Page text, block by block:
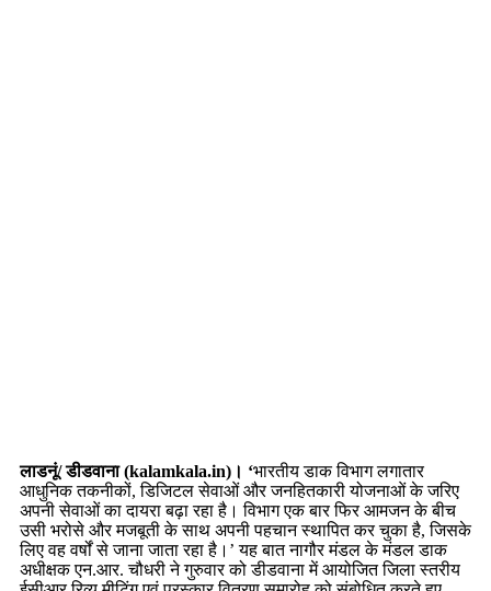
लाडनूं/ डीडवाना (kalamkala.in)। ‘भारतीय डाक विभाग लगातार
आधुनिक तकनीकों, डिजिटल सेवाओं और जनहितकारी योजनाओं के जरिए
अपनी सेवाओं का दायरा बढ़ा रहा है। विभाग एक बार फिर आमजन के बीच
उसी भरोसे और मजबूती के साथ अपनी पहचान स्थापित कर चुका है, जिसके
लिए वह वर्षों से जाना जाता रहा है।’ यह बात नागौर मंडल के मंडल डाक
अधीक्षक एन.आर. चौधरी ने गुरुवार को डीडवाना में आयोजित जिला स्तरीय